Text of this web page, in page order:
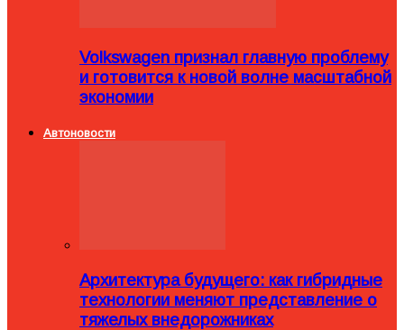
Volkswagen признал главную проблему
и готовится к новой волне масштабной
экономии
Автоновости
Архитектура будущего: как гибридные
технологии меняют представление о
тяжелых внедорожниках